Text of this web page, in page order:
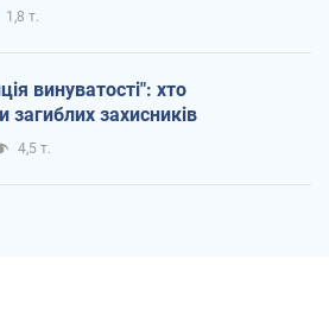
1,8 т.
винуватості": хто
захисників
4,5 т.